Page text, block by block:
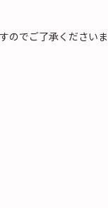
でご了承くださいま